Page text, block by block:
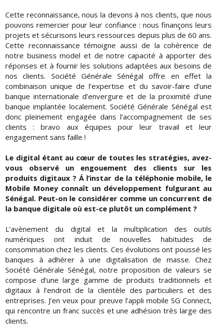
Cette reconnaissance, nous la devons à nos clients, que nous
pouvons remercier pour leur confiance : nous finançons leurs
projets et sécurisons leurs ressources depuis plus de 60 ans.
Cette reconnaissance témoigne aussi de la cohérence de
notre business model et de notre capacité à apporter des
réponses et à fournir les solutions adaptées aux besoins de
nos clients. Société Générale Sénégal offre en effet la
combinaison unique de l’expertise et du savoir-faire d’une
banque internationale d’envergure et de la proximité d’une
banque implantée localement. Société Générale Sénégal est
donc pleinement engagée dans l’accompagnement de ses
clients : bravo aux équipes pour leur travail et leur
engagement sans faille !
Le digital étant au cœur de toutes les stratégies, avez-
vous observé un engouement des clients sur les
produits digitaux ? Á l’instar de la téléphonie mobile, le
Mobile Money connaît un développement fulgurant au
Sénégal. Peut-on le considérer comme un concurrent de
la banque digitale où est-ce plutôt un complément ?
L’avènement du digital et la multiplication des outils
numériques ont induit de nouvelles habitudes de
consommation chez les clients. Ces évolutions ont poussé les
banques à adhérer à une digitalisation de masse. Chez
Société Générale Sénégal, notre proposition de valeurs se
compose d’une large gamme de produits traditionnels et
digitaux à l’endroit de la clientèle des particuliers et des
entreprises. J’en veux pour preuve l’appli mobile SG Connect,
qui rencontre un franc succès et une adhésion très large des
clients.